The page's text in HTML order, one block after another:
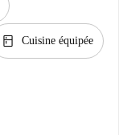
kitchen Cuisine équipée